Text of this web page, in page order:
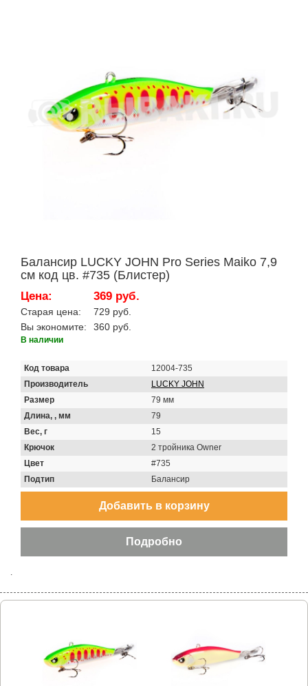
Балансир LUCKY JOHN Pro Series Maiko 7,9
см код цв. #735 (Блистер)
Цена: 369 руб.
Старая цена:
729 руб.
Вы экономите:
360 руб.
В наличии
Код товара
12004-735
Производитель
LUCKY JOHN
Размер
79 мм
Длина, , мм
79
Вес, г
15
Крючок
2 тройника Owner
Цвет
#735
Подтип
Балансир